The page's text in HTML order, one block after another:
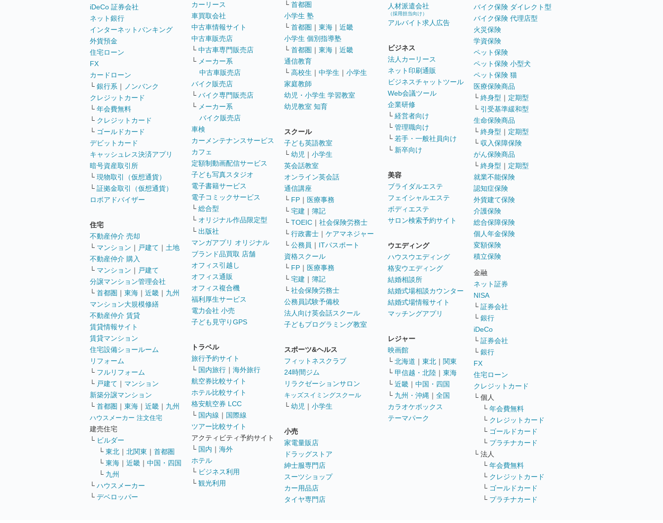
iDeCo 証券会社
ネット銀行
インターネットバンキング
外貨預金
住宅ローン
FX
カードローン
└ 銀行系 ｜
ノンバンク
クレジットカード
└ 年会費無料
└ クレジットカード
└ ゴールドカード
デビットカード
キャッシュレス決済アプリ
暗号資産取引所
└ 現物取引（仮想通貨）
└ 証拠金取引（仮想通貨）
ロボアドバイザー
住宅
不動産仲介 売却
└ マンション ｜ 戸建て ｜ 土地
不動産仲介 購入
└ マンション ｜ 戸建て
分譲マンション管理会社
└ 首都圏 ｜ 東海 ｜ 近畿 ｜ 九州
マンション大規模修繕
不動産仲介 賃貸
賃貸情報サイト
賃貸マンション
住宅設備ショールーム
リフォーム
└ フルリフォーム
└ 戸建て ｜ マンション
新築分譲マンション
└ 首都圏 ｜ 東海 ｜ 近畿 ｜ 九州
ハウスメーカー 注文住宅
建売住宅
└ ビルダー
└ 東北 ｜ 北関東 ｜ 首都圏
└ 東海 ｜ 近畿 ｜ 中国・四国
└ 九州
└ ハウスメーカー
└ デベロッパー
カーリース
車買取会社
中古車情報サイト
中古車販売店
└ 中古車専門販売店
└ メーカー系
中古車販売店
バイク販売店
└ バイク専門販売店
└ メーカー系
バイク販売店
車検
カーメンテナンスサービス
カフェ
定額制動画配信サービス
子ども写真スタジオ
電子書籍サービス
電子コミックサービス
└ 総合型
└ オリジナル作品限定型
└ 出版社
マンガアプリ オリジナル
ブランド品買取 店舗
オフィス引越し
オフィス通販
オフィス複合機
福利厚生サービス
電力会社 小売
子ども見守りGPS
トラベル
旅行予約サイト
└ 国内旅行 ｜ 海外旅行
航空券比較サイト
ホテル比較サイト
格安航空券 LCC
└ 国内線 ｜ 国際線
ツアー比較サイト
アクティビティ予約サイト
└ 国内 ｜ 海外
ホテル
└ ビジネス利用
└ 観光利用
└ 首都圏
小学生 塾
└ 首都圏 ｜ 東海 ｜ 近畿
小学生 個別指導塾
└ 首都圏 ｜ 東海 ｜ 近畿
通信教育
└ 高校生 ｜ 中学生 ｜ 小学生
家庭教師
幼児・小学生 学習教室
幼児教室 知育
スクール
子ども英語教室
└ 幼児 ｜ 小学生
英会話教室
オンライン英会話
通信講座
└ FP ｜ 医療事務
└ 宅建 ｜ 簿記
└ TOEIC ｜ 社会保険労務士
└ 行政書士 ｜ ケアマネジャー
└ 公務員 ｜ ITパスポート
資格スクール
└ FP ｜ 医療事務
└ 宅建 ｜ 簿記
└ 社会保険労務士
公務員試験予備校
法人向け英会話スクール
子どもプログラミング教室
スポーツ&ヘルス
フィットネスクラブ
24時間ジム
リラクゼーションサロン
キッズスイミングスクール
└ 幼児 ｜ 小学生
小売
家電量販店
ドラッグストア
紳士服専門店
スーツショップ
カー用品店
タイヤ専門店
人材派遣会社
（採用担当向け）
アルバイト求人広告
ビジネス
法人カーリース
ネット印刷通販
ビジネスチャットツール
Web会議ツール
企業研修
└ 経営者向け
└ 管理職向け
└ 若手・一般社員向け
└ 新卒向け
美容
ブライダルエステ
フェイシャルエステ
ボディエステ
サロン検索予約サイト
ウエディング
ハウスウエディング
格安ウエディング
結婚相談所
結婚式場相談カウンター
結婚式場情報サイト
マッチングアプリ
レジャー
映画館
└ 北海道 ｜ 東北 ｜ 関東
└ 甲信越・北陸 ｜ 東海
└ 近畿 ｜ 中国・四国
└ 九州・沖縄 ｜ 全国
カラオケボックス
テーマパーク
バイク保険 ダイレクト型
バイク保険 代理店型
火災保険
学資保険
ペット保険
ペット保険 小型犬
ペット保険 猫
医療保険商品
└ 終身型 ｜ 定期型
└ 引受基準緩和型
生命保険商品
└ 終身型 ｜ 定期型
└ 収入保障保険
がん保険商品
└ 終身型 ｜ 定期型
就業不能保険
認知症保険
外貨建て保険
介護保険
総合保障保険
個人年金保険
変額保険
積立保険
金融
ネット証券
NISA
└ 証券会社
└ 銀行
iDeCo
└ 証券会社
└ 銀行
FX
住宅ローン
クレジットカード
└ 個人
└ 年会費無料
└ クレジットカード
└ ゴールドカード
└ プラチナカード
└ 法人
└ 年会費無料
└ クレジットカード
└ ゴールドカード
└ プラチナカード